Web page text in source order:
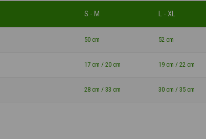
S - M L - XL
50 cm 52 cm
17 cm / 20 cm 19 cm / 22 cm
28 cm / 33 cm 30 cm / 35 cm